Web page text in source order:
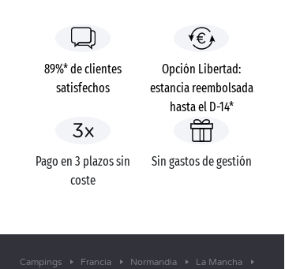
89%* de clientes
satisfechos
Opción Libertad:
estancia reembolsada
hasta el D-14*
Pago en 3 plazos sin
coste
Sin gastos de gestión
Campings Francia Normandia La Mancha